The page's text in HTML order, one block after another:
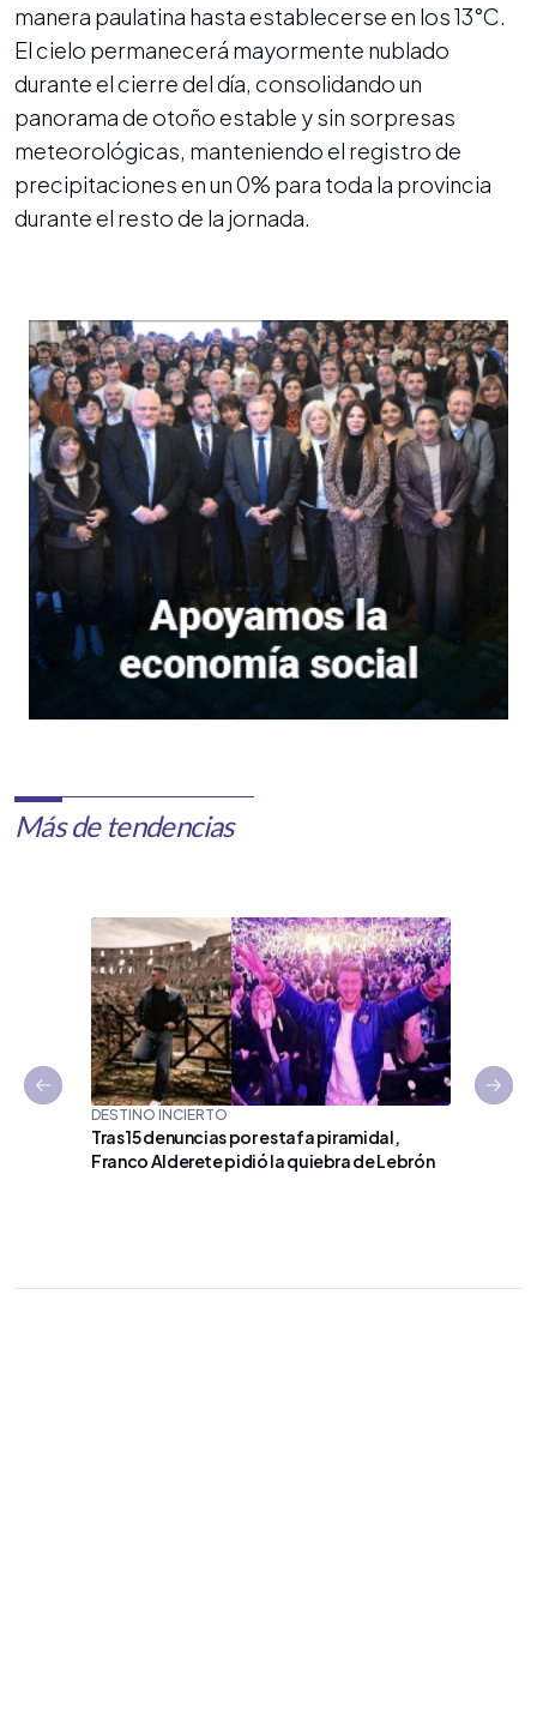
manera paulatina hasta establecerse en los 13°C.
El cielo permanecerá mayormente nublado
durante el cierre del día, consolidando un
panorama de otoño estable y sin sorpresas
meteorológicas, manteniendo el registro de
precipitaciones en un 0% para toda la provincia
durante el resto de la jornada.
Más de tendencias
DESTINO INCIERTO
Tras 15 denuncias por estafa piramidal,
Franco Alderete pidió la quiebra de Lebrón
Previous slide Next